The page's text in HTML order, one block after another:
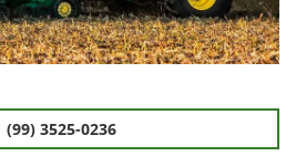
(99) 3525-0236